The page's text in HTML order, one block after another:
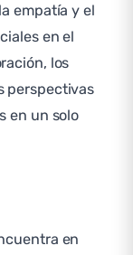
empatía y el
en el
los
perspectivas
en un solo
en